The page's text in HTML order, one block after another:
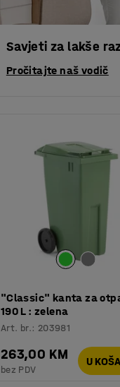
Savjeti za lakše
Pročitajte naš vodič
"Classic" kanta za
190 L : zelena
Art. br.: 203981
263,00 KM
bez PDV
U